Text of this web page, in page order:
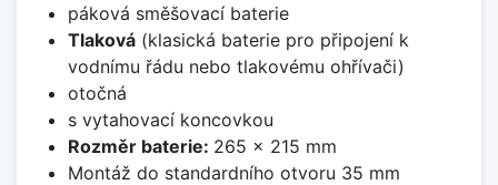
páková směšovací baterie
Tlaková(klasická baterie pro připojení k
vodnímu řádu nebo tlakovému ohřívači)
otočná
s vytahovací koncovkou
Rozměr baterie: 265 x 215 mm
Montáž do standardního otvoru 35 mm